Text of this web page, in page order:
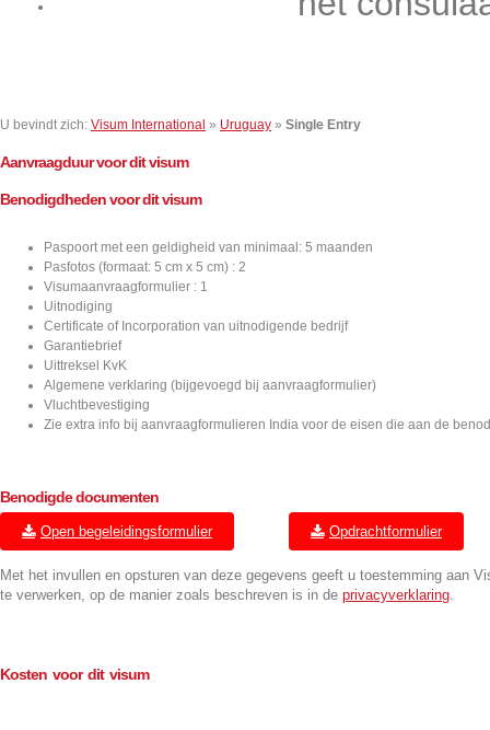
U bevindt zich: Visum International » Uruguay » Single Entry
Aanvraagduur voor dit visum
Benodigdheden voor dit visum
Paspoort met een geldigheid van minimaal: 5 maanden
Pasfotos (formaat: 5 cm x 5 cm) : 2
Visumaanvraagformulier : 1
Uitnodiging
Certificate of Incorporation van uitnodigende bedrijf
Garantiebrief
Uittreksel KvK
Algemene verklaring (bijgevoegd bij aanvraagformulier)
Vluchtbevestiging
Zie extra info bij aanvraagformulieren India voor de eisen die aan de
Benodigde documenten
Open begeleidingsformulier Opdrachtformulier
Met het invullen en opsturen van deze gegevens geeft u toestemming aan
te verwerken, op de manier zoals beschreven is in de privacyverklaring.
Kosten voor dit visum